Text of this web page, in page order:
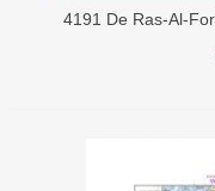
4191 De Ras-Al-